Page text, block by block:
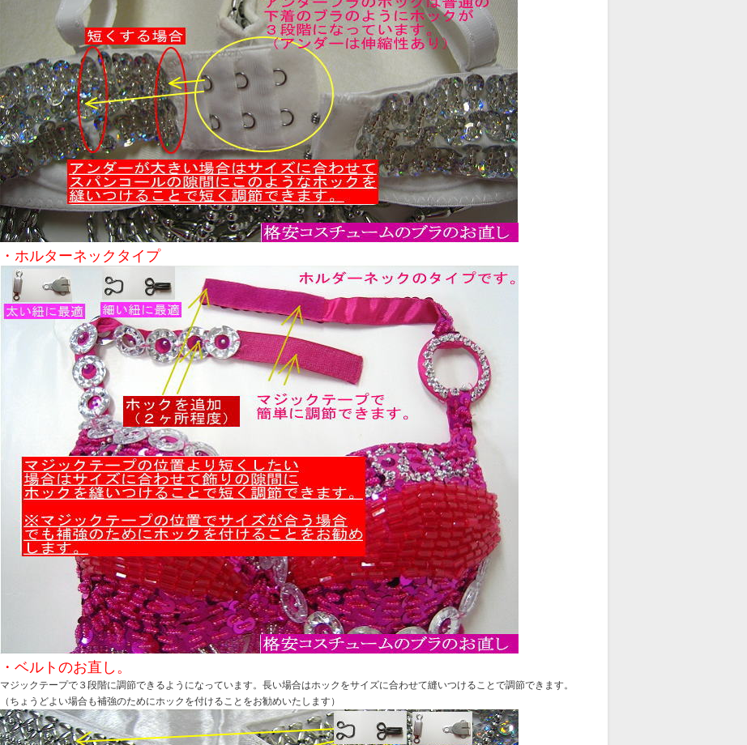
・ホルターネックタイプ
・ベルトのお直し。
マジックテープで３段階に調節できるようになっています。長い場合はホックをサイズに合わせて縫いつけることで調節できます。
（ちょうどよい場合も補強のためにホックを付けることをお勧めいたします）